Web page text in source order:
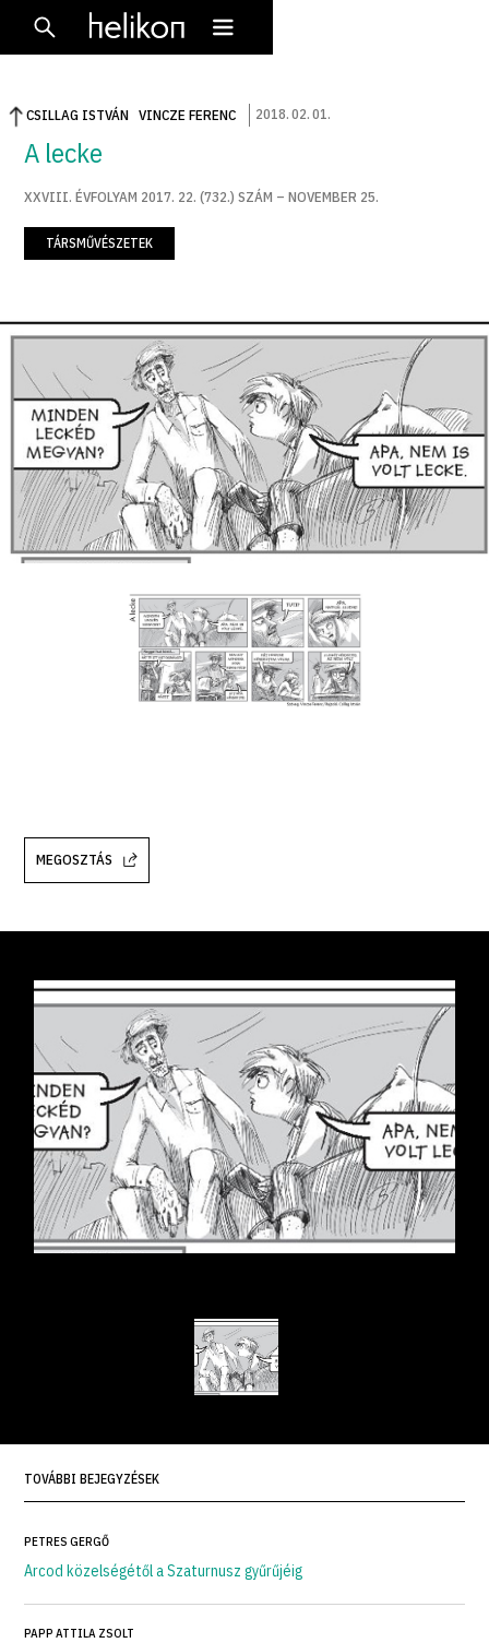
CSILLAG ISTVÁN VINCZE FERENC 2018.02.01.
A lecke
XXVIII. ÉVFOLYAM 2017. 22. (732.) SZÁM – NOVEMBER 25.
TÁRSMŰVÉSZETEK
MEGOSZTÁS
TOVÁBBI BEJEGYZÉSEK
PETRES GERGŐ
Arcod közelségétől a Szaturnusz gyűrűjéig
PAPP ATTILA ZSOLT